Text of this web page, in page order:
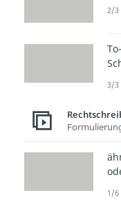
2/3
3/3
1/6